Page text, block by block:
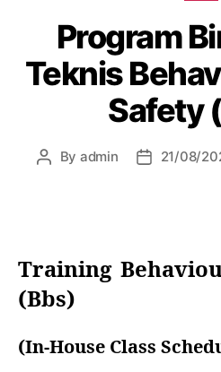
Program
Teknis
Safety
By admin 21/08/
Training
(Bbs)
(In-House Class